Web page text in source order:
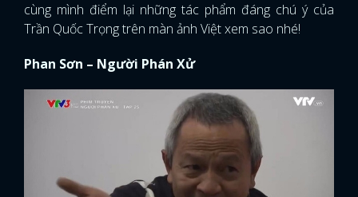
cùng mình điểm lại những tác phẩm đáng chú ý của
Trần Quốc Trọng trên màn ảnh Việt xem sao nhé!
Phan Sơn – Người Phán Xử